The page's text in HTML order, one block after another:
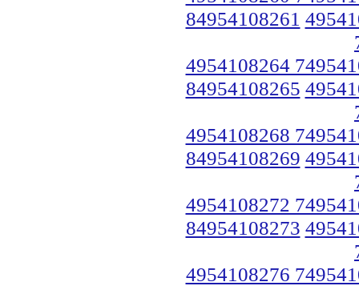
84954108261
4954108264
84954108265
4954108268
84954108269
4954108272
84954108273
4954108276